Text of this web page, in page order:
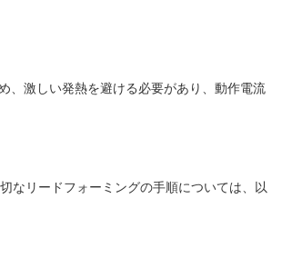
、激しい発熱を避ける必要があり、動作電流
なリードフォーミングの手順については、以